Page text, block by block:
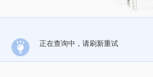
正在查询中，请刷新重试